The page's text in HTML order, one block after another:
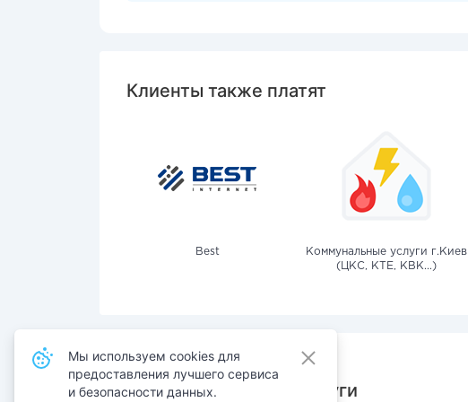
Клиенты также платят
Best
Коммунальные услуги г.Киев
(ЦКС, КТЕ, КВК...)
Также оплачивают услуги
Мы используем cookies для
предоставления лучшего сервиса
и безопасности данных.